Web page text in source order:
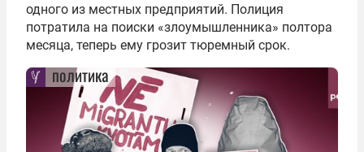
одного из местных предприятий. Полиция
потратила на поиски «злоумышленника» полтора
месяца, теперь ему грозит тюремный срок.
политика